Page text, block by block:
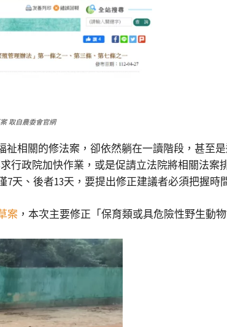
取自農委會官網
祉相關的修法案，卻依然躺在一讀階段，甚至
行政院加快作業，或是促請立法院將相關法案
天、後者13天，要提出修正建議者必須把握時
案 ，本次主要修正「保育類或具危險性野生動